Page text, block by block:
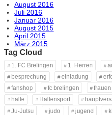
August 2016
Juli 2016
Januar 2016
August 2015
April 2015
März 2015
Tag Cloud
1. FC Brelingen 1. Herren
besprechung
einladung
fanshop
fc brelingen frauen
halle
Hallensport
Ju-Jutsu
judo jugend